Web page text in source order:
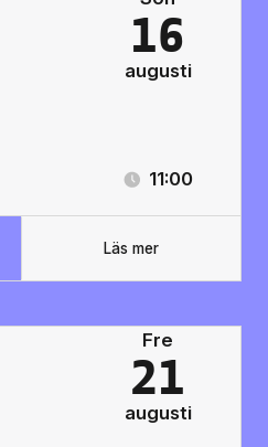
16
augusti
11:00
Läs mer
Fre
21
augusti